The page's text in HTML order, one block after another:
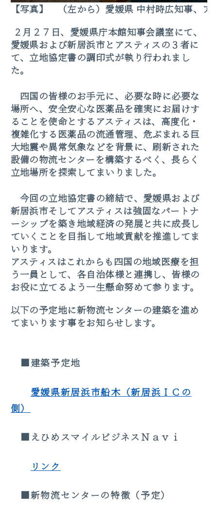
【写真】 （左から）愛媛県 中村時広知事、ア
２月２７日、愛媛県庁本館知事会議室にて、
愛媛県および新居浜市とアスティスの３者に
て、立地協定書の調印式が執り行われまし
た。
四国の皆様のお手元に、必要な時に必要な
場所へ、安全安心な医薬品を確実にお届けす
ることを使命とするアスティスは、高度化・
複雑化する医薬品の流通管理、危ぶまれる巨
大地震や異常気象などを背景に、刷新された
設備の物流センターを構築するべく、長らく
立地場所を探索してまいりました。
今回の立地協定書の締結で、愛媛県および
新居浜市そしてアスティスは強固なパートナ
ーシップを築き地域経済の発展と共に成長し
ていくことを目指して地域貢献を推進してま
いります。
アスティスはこれからも四国の地域医療を担
う一員として、各自治体様と連携し、皆様の
お役に立てるよう一生懸命努めて参ります。
以下の予定地に新物流センターの建築を進め
てまいります事をお知らせします。
■建築予定地
愛媛県新居浜市船木（新居浜ＩＣの
側）
■えひめスマイルビジネスＮａｖｉ
リンク
■新物流センターの特徴（予定）